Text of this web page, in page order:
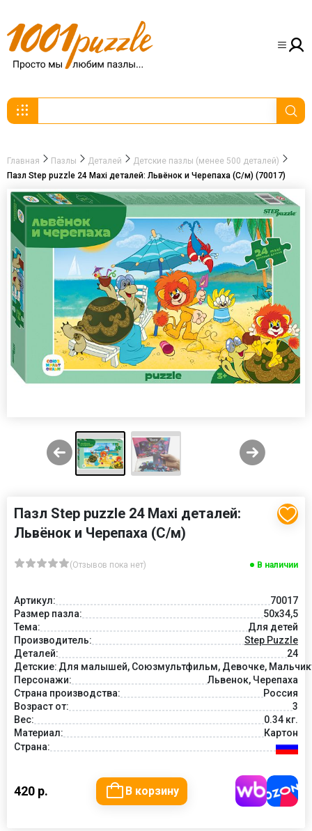
Главная Пазлы Деталей
Детские пазлы (менее 500 деталей)
Пазл Step puzzle 24 Maxi деталей: Львёнок и Черепаха (С/м) (70017)
Пазл Step puzzle 24 Maxi деталей:
Львёнок и Черепаха (С/м)
(Отзывов пока нет) В наличии
Артикул:
70017
Размер пазла:
50x34,5
Тема:
Для детей
Производитель:
Step Puzzle
Деталей:
24
Детские: Для малышей, Союзмультфильм, Девочке,
Персонажи:
Львенок, Черепаха
Страна производства:
Россия
Возраст от:
3
Вес:
0.34 кг.
Материал:
Картон
Страна:
420 р. В корзину